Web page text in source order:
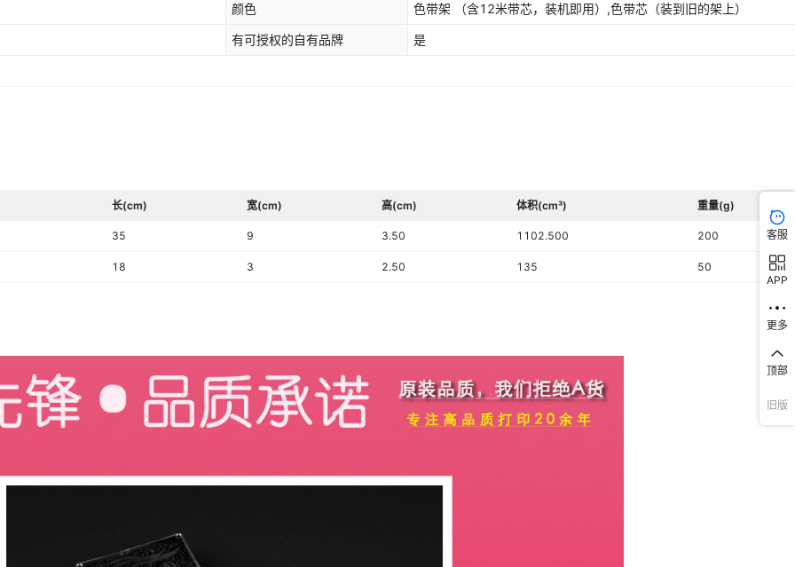
颜色 色带架 （含12米带芯，装机即用）,色带芯（装到旧的架上）
有可授权的自有品牌 是
长(cm) 宽(cm) 高(cm) 体积(cm³) 重量(g)
35 9 3.50 1102.500 200
18 3 2.50 135 50
客服
APP
更多
顶部
旧版